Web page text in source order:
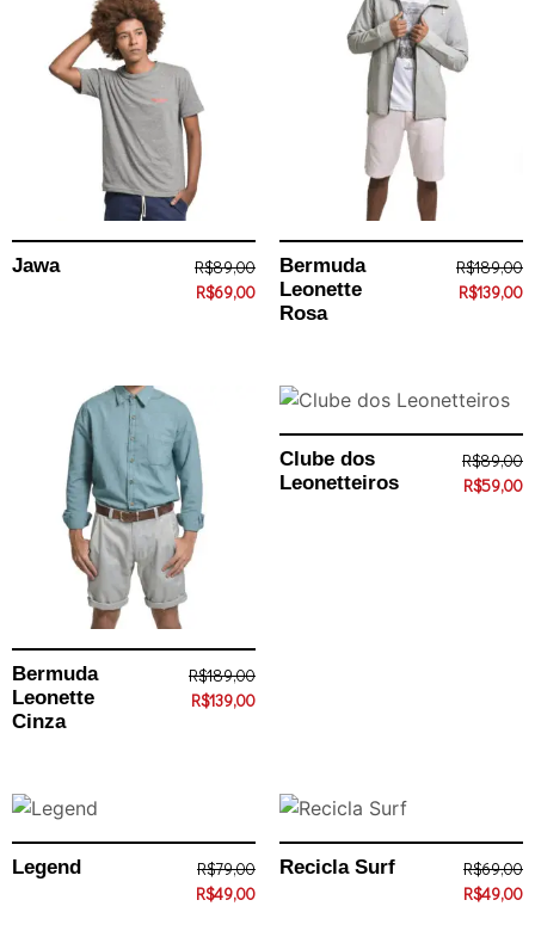
Jawa R$89,00
R$69,00
Bermuda
Leonette
Rosa
R$189,00
R$139,00
Bermuda
Leonette
Cinza
R$189,00
R$139,00
Clube dos
Leonetteiros
R$89,00
R$59,00
Legend R$79,00
R$49,00
Recicla Surf R$69,00
R$49,00